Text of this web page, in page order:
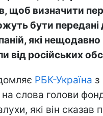
щоб визначити
бути передані
які нещодавно
від російських
РБК-Україна з
слова голови
які він сказав